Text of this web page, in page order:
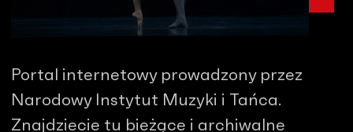
Portal internetowy prowadzony przez
Narodowy Instytut Muzyki i Tańca.
Znajdziecie tu bieżące i archiwalne